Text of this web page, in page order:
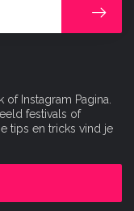
Instagram Pagina.
festivals of
tips en tricks vind je